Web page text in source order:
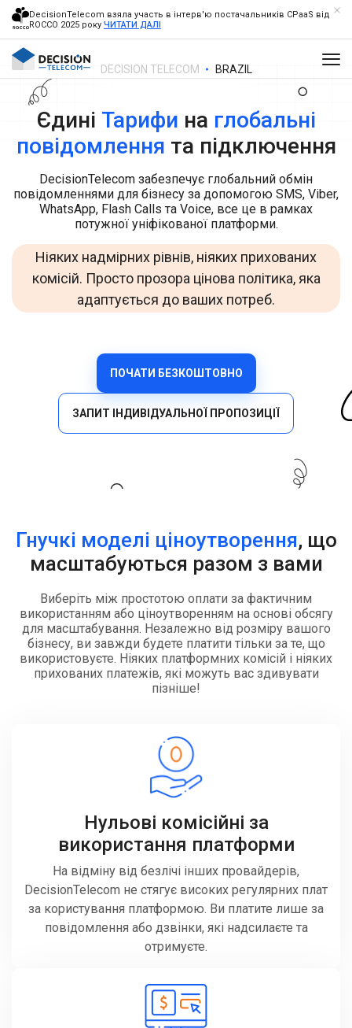
DecisionTelecom взяла участь в інтерв'ю постачальників CPaaS від
ROCCO 2025 року ЧИТАТИ ДАЛІ
DECISION TELECOM BRAZIL
Єдині Тарифи на глобальні
повідомлення та підключення
DecisionTelecom забезпечує глобальний обмін
повідомленнями для бізнесу за допомогою SMS, Viber,
WhatsApp, Flash Calls та Voice, все це в рамках
потужної уніфікованої платформи.
Ніяких надмірних рівнів, ніяких прихованих
комісій. Просто прозора цінова політика, яка
адаптується до ваших потреб.
ПОЧАТИ БЕЗКОШТОВНО
ЗАПИТ ІНДИВІДУАЛЬНОЇ ПРОПОЗИЦІЇ
Гнучкі моделі ціноутворення, що
масштабуються разом з вами
Виберіть між простотою оплати за фактичним
використанням або ціноутворенням на основі обсягу
для масштабування. Незалежно від розміру вашого
бізнесу, ви завжди будете платити тільки за те, що
використовуєте. Ніяких платформних комісій і ніяких
прихованих платежів, які можуть вас здивувати
пізніше!
Нульові комісійні за
використання платформи
На відміну від безлічі інших провайдерів,
DecisionTelecom не стягує високих регулярних плат
за користування платформою. Ви платите лише за
повідомлення або дзвінки, які надсилаєте та
отримуєте.